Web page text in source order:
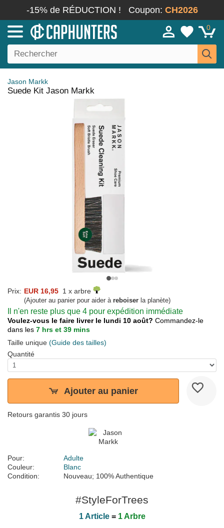
-15% de RÉDUCTION ! Coupon: CH2026
0
Jason Markk
Suede Kit Jason Markk
Prix: EUR 16,95 1 x arbre
(Ajouter au panier pour aider à reboiser la planète)
Il n'en reste plus que 4 pour expédition immédiate
Voulez-vous le faire livrer le lundi 10 août? Commandez-le
dans les 7 hrs et 39 mins
Taille unique (Guide des tailles)
Quantité
Ajouter au panier
Retours garantis 30 jours
Pour:
Adulte
Couleur:
Blanc
Condition:
Nouveau; 100% Authentique
#StyleForTrees
1 Article= 1 Arbre